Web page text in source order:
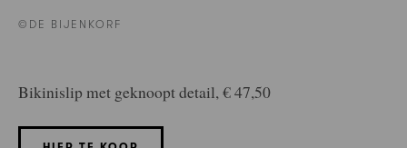
©DE BIJENKORF
Bikinislip met geknoopt detail, € 47,50